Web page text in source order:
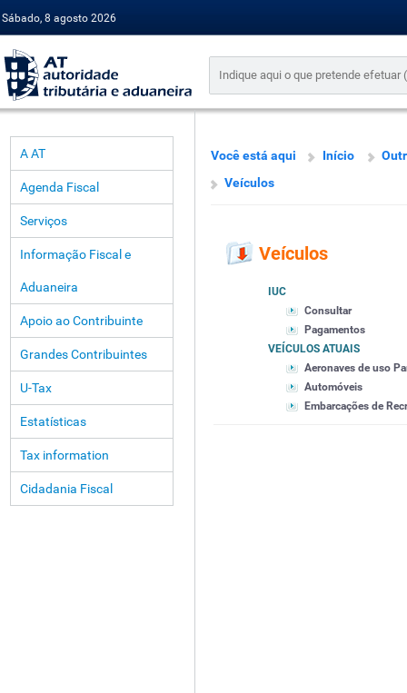
Sábado, 8 agosto 2026
A AT
Agenda Fiscal
Serviços
Informação Fiscal e
Aduaneira
Apoio ao Contribuinte
Grandes Contribuintes
U-Tax
Estatísticas
Tax information
Cidadania Fiscal
Você está aqui Início
Veículos
Veículos
IUC
Consultar
Pagamentos
VEÍCULOS ATUAIS
Aeronaves de uso
Automóveis
Embarcações de